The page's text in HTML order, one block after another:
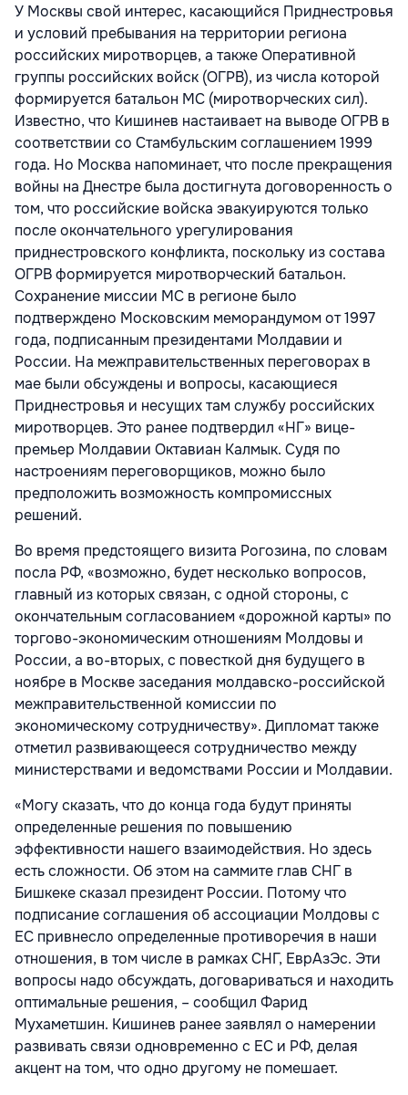
У Москвы свой интерес, касающийся Приднестровья
и условий пребывания на территории региона
российских миротворцев, а также Оперативной
группы российских войск (ОГРВ), из числа которой
формируется батальон МС (миротворческих сил).
Известно, что Кишинев настаивает на выводе ОГРВ в
соответствии со Стамбульским соглашением 1999
года. Но Москва напоминает, что после прекращения
войны на Днестре была достигнута договоренность о
том, что российские войска эвакуируются только
после окончательного урегулирования
приднестровского конфликта, поскольку из состава
ОГРВ формируется миротворческий батальон.
Сохранение миссии МС в регионе было
подтверждено Московским меморандумом от 1997
года, подписанным президентами Молдавии и
России. На межправительственных переговорах в
мае были обсуждены и вопросы, касающиеся
Приднестровья и несущих там службу российских
миротворцев. Это ранее подтвердил «НГ» вице-
премьер Молдавии Октавиан Калмык. Судя по
настроениям переговорщиков, можно было
предположить возможность компромиссных
решений.
Во время предстоящего визита Рогозина, по словам
посла РФ, «возможно, будет несколько вопросов,
главный из которых связан, с одной стороны, с
окончательным согласованием «дорожной карты» по
торгово-экономическим отношениям Молдовы и
России, а во-вторых, с повесткой дня будущего в
ноябре в Москве заседания молдавско-российской
межправительственной комиссии по
экономическому сотрудничеству». Дипломат также
отметил развивающееся сотрудничество между
министерствами и ведомствами России и Молдавии.
«Могу сказать, что до конца года будут приняты
определенные решения по повышению
эффективности нашего взаимодействия. Но здесь
есть сложности. Об этом на саммите глав СНГ в
Бишкеке сказал президент России. Потому что
подписание соглашения об ассоциации Молдовы с
ЕС привнесло определенные противоречия в наши
отношения, в том числе в рамках СНГ, ЕврАзЭс. Эти
вопросы надо обсуждать, договариваться и находить
оптимальные решения, – сообщил Фарид
Мухаметшин. Кишинев ранее заявлял о намерении
развивать связи одновременно с ЕС и РФ, делая
акцент на том, что одно другому не помешает.